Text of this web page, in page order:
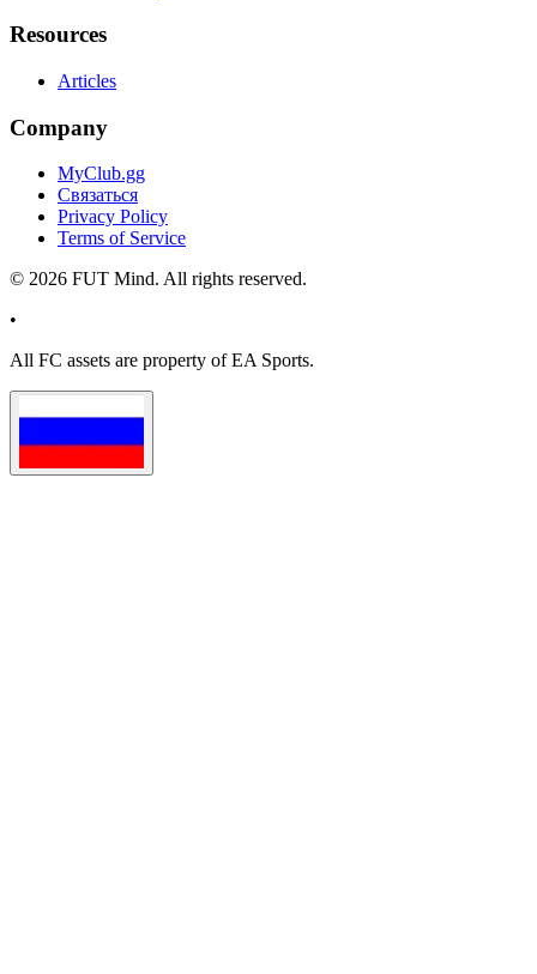
Resources
Articles
Company
MyClub.gg
Связаться
Privacy Policy
Terms of Service
© 2026 FUT Mind. All rights reserved.
•
All FC assets are property of EA Sports.